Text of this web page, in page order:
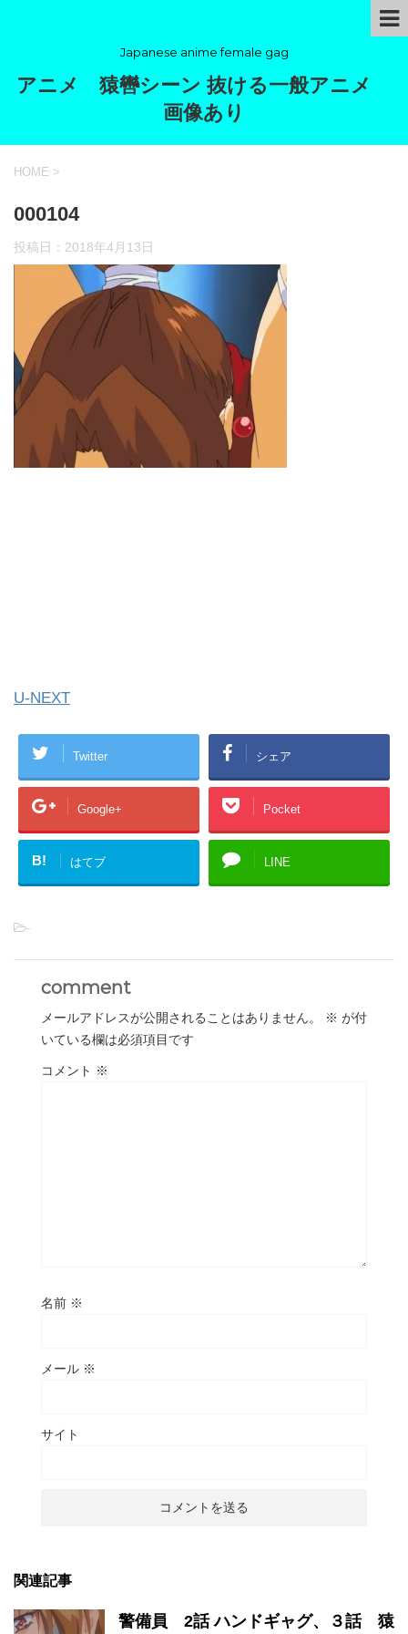
Japanese anime female gag
アニメ 猿轡シーン 抜ける一般アニメ
画像あり
HOME >
000104
投稿日： 2018年4月13日
U-NEXT
Twitter シェア
Google+ Pocket
B! はてブ LINE
-
comment
メールアドレスが公開されることはありません。 ※ が付
いている欄は必須項目です
コメント ※
名前 ※
メール ※
サイト
関連記事
警備員 2話 ハンドギャグ、３話 猿